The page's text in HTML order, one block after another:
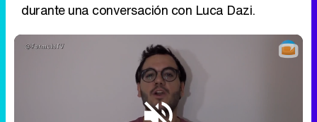
durante una conversación con Luca Dazi.